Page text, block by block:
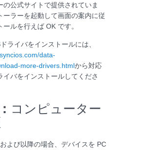
の公式サイトで提供されていま
ーラーを起動して画面の案内に従
ールを行えば OK です。
ライバをインストールには、
data-
more-drivers.htmlから対応
イバをインストールしてくださ
コンピューター
よび以降の場合、デバイスを PC